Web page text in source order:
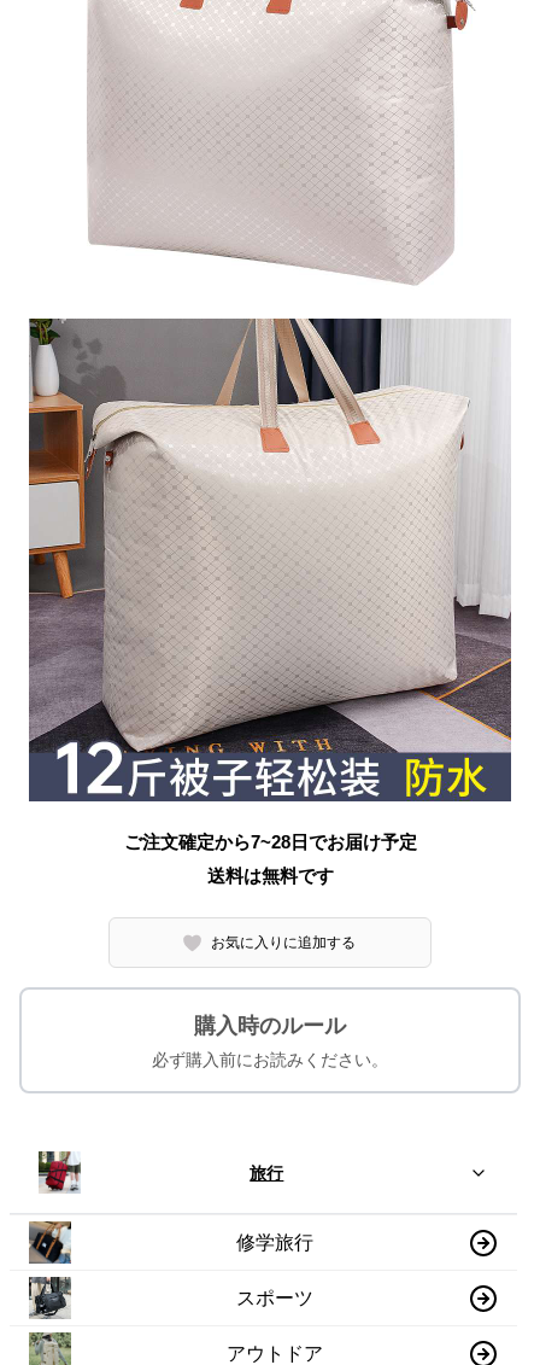
ご注文確定から7~28日でお届け予定
送料は無料です
お気に入りに追加する
購入時のルール
必ず購入前にお読みください。
旅行
修学旅行
スポーツ
アウトドア